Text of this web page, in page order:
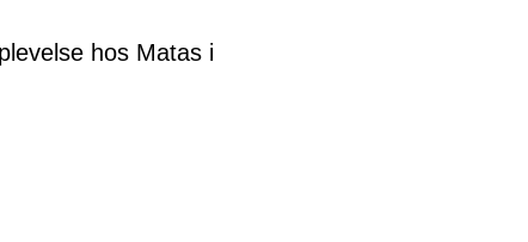
hos Matas i